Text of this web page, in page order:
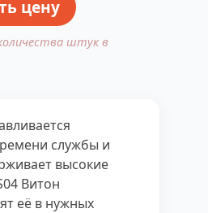
цену
штук в
службы и
высокие
Витон
её в нужных